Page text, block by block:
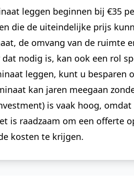
leggen beginnen bij €35
die de uiteindelijke prijs
de omvang van de ruimte
nodig is, kan ook een rol
leggen, kunt u besparen
kan jaren meegaan
is vaak hoog,
is raadzaam om een offerte
kosten te krijgen.